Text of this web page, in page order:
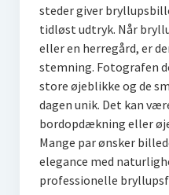
steder giver
tidløst udtryk. Når
eller en herregård, er
stemning. Fotografen
store øjeblikke og de
dagen unik. Det kan
bordopdækning eller
Mange par ønsker
elegance med
professionelle